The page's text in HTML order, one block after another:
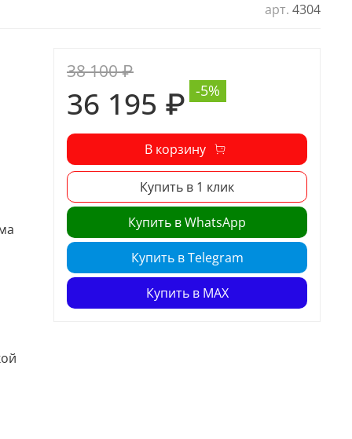
арт. 4304
38 100 ₽
36 195 ₽ -5%
В корзину
Купить в 1 клик
Купить в WhatsApp
Купить в Telegram
Купить в MAX